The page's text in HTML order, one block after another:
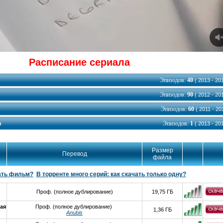
Расписание сериала
Эпизодов:40( 2013 -
Эпизодов:90( 2012 -
Эпизодов:60( 2011 -
Эпизодов:1( 2013 -
Перевод
Размер
файла
фильм?
В торренте много серий: как скачать только одну?
Проф. (полное дублирование) 19,75 ГБ
Проф. (полное дублирование)
Anubis
1,36 ГБ